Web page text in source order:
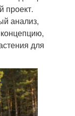
проект.
анализ,
для